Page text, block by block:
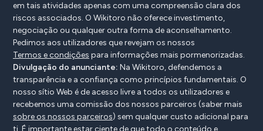
em tais atividades apenas com uma compreensão clara dos
riscos associados. O Wikitoro não oferece investimento,
negociação ou qualquer outra forma de aconselhamento.
Pedimos aos utilizadores que revejam os nossos
Termos e condições para informações mais pormenorizadas.
Divulgação do anunciante: Na Wikitoro, defendemos a
transparência e a confiança como princípios fundamentais. O
nosso sítio Web é de acesso livre a todos os utilizadores e
recebemos uma comissão dos nossos parceiros (saber mais
sobre os nossos parceiros) sem qualquer custo adicional para